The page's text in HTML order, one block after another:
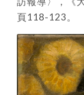
頁118-123。